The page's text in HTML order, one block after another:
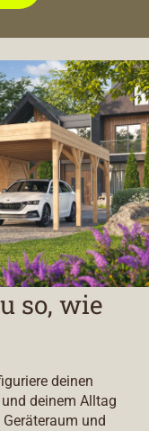
so, wie
deinen
deinem Alltag
und